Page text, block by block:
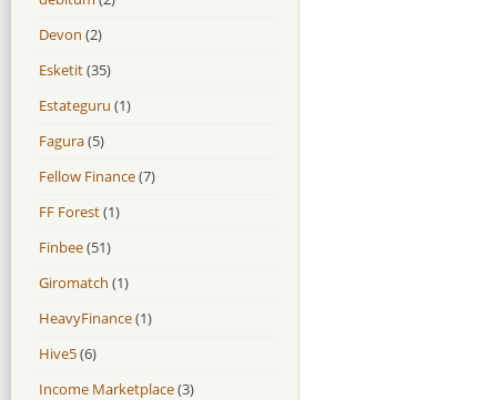
Devon (2)
Esketit(35)
Estateguru (1)
Fagura(5)
Fellow Finance(7)
FF Forest(1)
Finbee(51)
Giromatch (1)
HeavyFinance(1)
Hive5(6)
Income Marketplace(3)